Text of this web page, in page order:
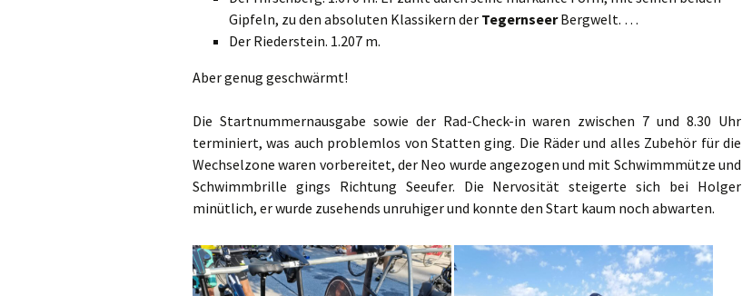
Gipfeln, zu den absoluten Klassikern der TegernseerBergwelt. …
Der Riederstein. 1.207 m.
Aber genug geschwärmt!
Die Startnummernausgabe sowie der Rad-Check-in waren zwischen 7 und 8.30 Uhr
terminiert, was auch problemlos von Statten ging. Die Räder und alles Zubehör für die
Wechselzone waren vorbereitet, der Neo wurde angezogen und mit Schwimmmütze und
Schwimmbrille gings Richtung Seeufer. Die Nervosität steigerte sich bei Holger
minütlich, er wurde zusehends unruhiger und konnte den Start kaum noch abwarten.